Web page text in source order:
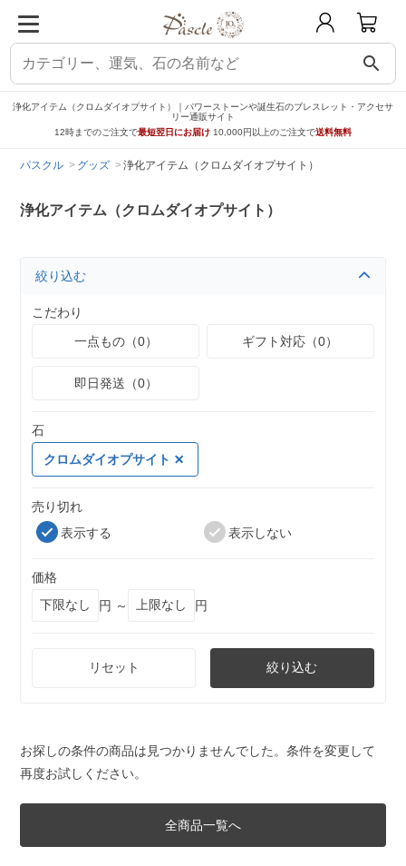
search
浄化アイテム（クロムダイオプサイト）｜パワーストーンや誕生石のブレスレット・アクセサ
リー通販サイト
12時までのご注文で最短翌日にお届け 10,000円以上のご注文で送料無料
パスクル グッズ 浄化アイテム（クロムダイオプサイト）
浄化アイテム（クロムダイオプサイト）
絞り込む
こだわり
一点もの（0）
ギフト対応（0）
即日発送（0）
石
クロムダイオプサイト
売り切れ
表示する
表示しない
価格
円 ～
円
リセット 絞り込む
お探しの条件の商品は見つかりませんでした。条件を変更して
再度お試しください。
全商品一覧へ